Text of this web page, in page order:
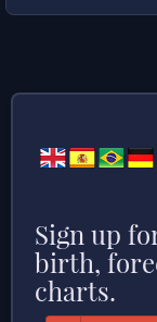
Sign up
birth,
charts.